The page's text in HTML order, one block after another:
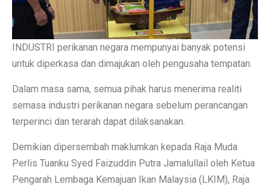
INDUSTRI perikanan negara mempunyai banyak potensi
untuk diperkasa dan dimajukan oleh pengusaha tempatan.
Dalam masa sama, semua pihak harus menerima realiti
semasa industri perikanan negara sebelum perancangan
terperinci dan terarah dapat dilaksanakan.
Demikian dipersembah maklumkan kepada Raja Muda
Perlis Tuanku Syed Faizuddin Putra Jamalullail oleh Ketua
Pengarah Lembaga Kemajuan Ikan Malaysia (LKIM), Raja